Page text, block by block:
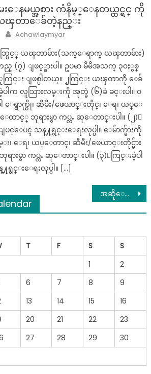
နမယ္အစား ကံနိမ့္ေနတယ္ထင္ရင္ ကို
ယၾတာေခ်တဲ့နည္း
Author
Achawlaymyar
ြင့္ ယၾတာမ်ား(သက္ေရာက္ ယၾတာမ်ား)
(၇) ျဖင့္စားပါ။ ဥပမာ မိမိအသက္ ၃၀ႏွစ္
ကြင္း ျဖစ္ပါတယ္။ ၂ႂကြင္း ယၾတာကို ေခ်
ါက လူသြားလမ္းကို အုတ္ခဲ (၆)ခဲ ခင္းပါ။ ဝ
ေရွာက္ယို၊ ဆီမီး/ဖေယာင္းတိုင္၊ ေရ၊ ယပ္ေ
ထာင့္ ဘုရားမွာ ကပ္လႉ ဆုေတာင္းပါ။ (၂)ႂ
ပင္ေပၚ သန္႔ရွင္းေရးလုပ္ပါ။ ေမ်ာက္မ်ားကို
း၊ ေရ၊ ယပ္ေတာင္၊ ဆီမီး/ဖေယာင္းတိုင္မ်ား
ားမွာ ကပ္လႉ ဆု‌‌ေတာင္းပါ။ (၃)ႂကြင္းခဲ့ပါ
းေရးလုပ္ပါ။ […]
အဆိုေတာ္ေရဗကၠာ၀င္းရဲ့ ခင္ပြန္းေဟာင္းျဖစ္သူနဲ႔အိပ္ရာေပၚမွကိစၥေတြ ေပၚထြက္လာတဲ့ မယ္လိုဒီ…/
T F S
S
1
2
6 7 8
9
13 14 15
16
20 21 22
23
27 28 29
30